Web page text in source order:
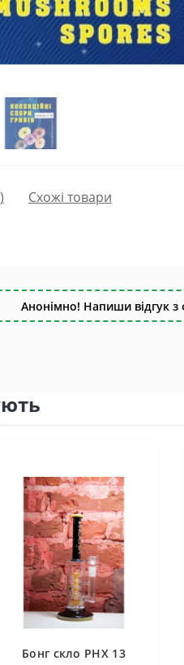
Схожі товари
Анонімно! Напиши відгук з
Бонг скло PHX 13